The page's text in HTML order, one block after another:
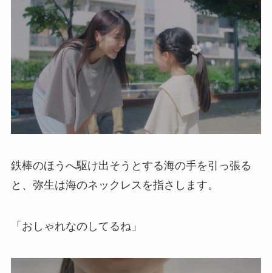
鉄棒のほうへ駆け出そうとする海の手を引っ張る
と、弥生は海のネックレスを指さします。
「おしゃれなのしてるね」